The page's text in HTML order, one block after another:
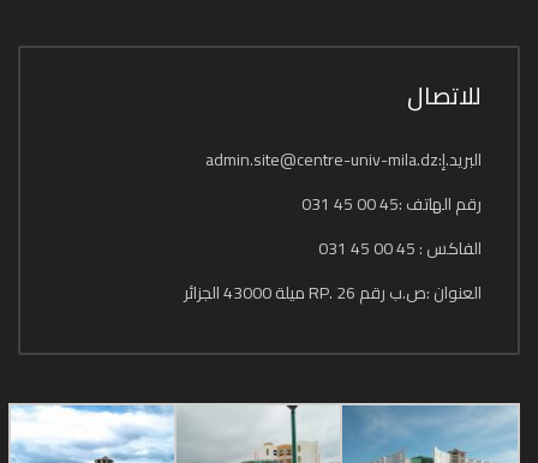
للاتصال
البريد.إ:admin.site@centre-univ-mila.dz
رقم الهاتف :45 00 45 031
الفاكس : 45 00 45 031
العنوان :ص.ب رقم 26 .RP ميلة 43000 الجزائر